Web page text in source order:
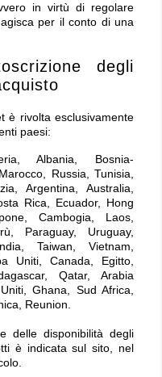
in virtù di regolare
per il conto di una
degli
è rivolta esclusivamente
paesi:
Albania, Bosnia-
Russia, Tunisia,
Argentina, Australia,
Rica, Ecuador, Hong
Cambogia, Laos,
Paraguay, Uruguay,
Taiwan, Vietnam,
Uniti, Canada, Egitto,
Qatar, Arabia
Ghana, Sud Africa,
Reunion.
delle disponibilità degli
è indicata sul sito, nel